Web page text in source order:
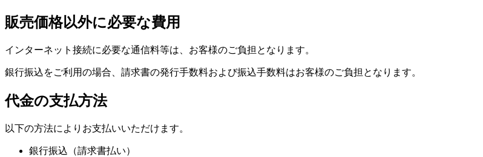
販売価格以外に必要な費用
インターネット接続に必要な通信料等は、お客様のご負担となります。
銀行振込をご利用の場合、請求書の発行手数料および振込手数料はお客様のご負担となります。
代金の支払方法
以下の方法によりお支払いいただけます。
銀行振込（請求書払い）